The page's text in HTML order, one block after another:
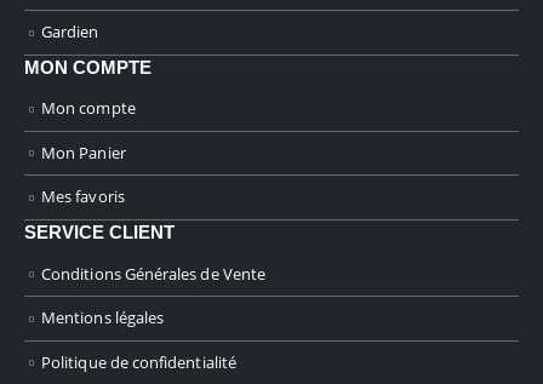
Gardien
MON COMPTE
Mon compte
Mon Panier
Mes favoris
SERVICE CLIENT
Conditions Générales de Vente
Mentions légales
Politique de confidentialité